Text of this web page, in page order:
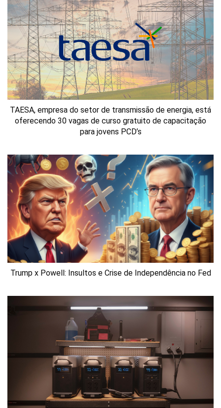
TAESA, empresa do setor de transmissão de energia, está
oferecendo 30 vagas de curso gratuito de capacitação
para jovens PCD’s
Trump x Powell: Insultos e Crise de Independência no Fed